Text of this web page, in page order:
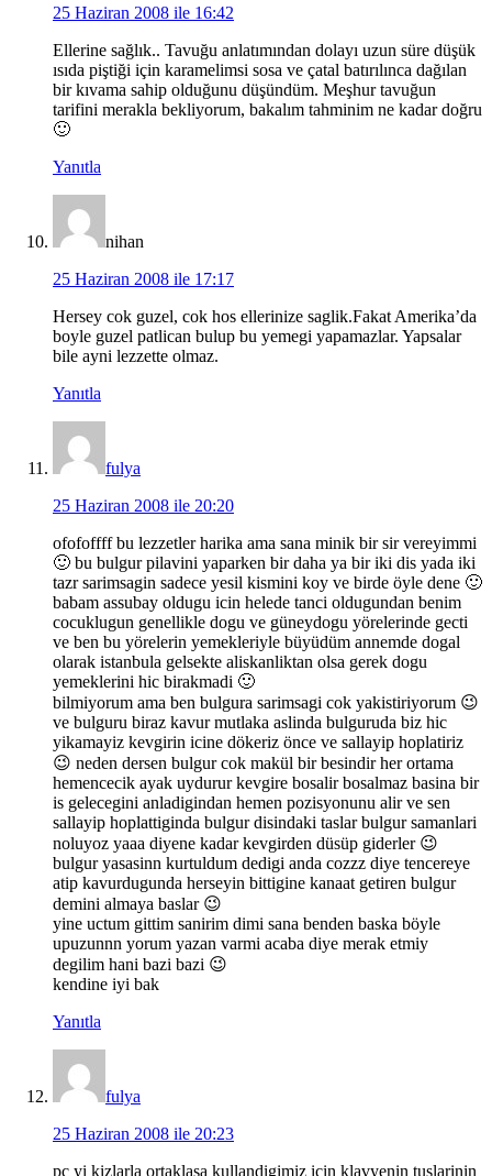
25 Haziran 2008 ile 16:42
Ellerine sağlık.. Tavuğu anlatımından dolayı uzun süre düşük
ısıda piştiği için karamelimsi sosa ve çatal batırılınca dağılan
bir kıvama sahip olduğunu düşündüm. Meşhur tavuğun
tarifini merakla bekliyorum, bakalım tahminim ne kadar doğru
🙂
Yanıtla
nihan
25 Haziran 2008 ile 17:17
Hersey cok guzel, cok hos ellerinize saglik.Fakat Amerika’da
boyle guzel patlican bulup bu yemegi yapamazlar. Yapsalar
bile ayni lezzette olmaz.
Yanıtla
fulya
25 Haziran 2008 ile 20:20
ofofoffff bu lezzetler harika ama sana minik bir sir vereyimmi
🙂 bu bulgur pilavini yaparken bir daha ya bir iki dis yada iki
tazr sarimsagin sadece yesil kismini koy ve birde öyle dene 🙂
babam assubay oldugu icin helede tanci oldugundan benim
cocuklugun genellikle dogu ve güneydogu yörelerinde gecti
ve ben bu yörelerin yemekleriyle büyüdüm annemde dogal
olarak istanbula gelsekte aliskanliktan olsa gerek dogu
yemeklerini hic birakmadi 🙂
bilmiyorum ama ben bulgura sarimsagi cok yakistiriyorum 😉
ve bulguru biraz kavur mutlaka aslinda bulguruda biz hic
yikamayiz kevgirin icine dökeriz önce ve sallayip hoplatiriz
😉 neden dersen bulgur cok makül bir besindir her ortama
hemencecik ayak uydurur kevgire bosalir bosalmaz basina bir
is gelecegini anladigindan hemen pozisyonunu alir ve sen
sallayip hoplattiginda bulgur disindaki taslar bulgur samanlari
noluyoz yaaa diyene kadar kevgirden düsüp giderler 😉
bulgur yasasinn kurtuldum dedigi anda cozzz diye tencereye
atip kavurdugunda herseyin bittigine kanaat getiren bulgur
demini almaya baslar 😉
yine uctum gittim sanirim dimi sana benden baska böyle
upuzunnn yorum yazan varmi acaba diye merak etmiy
degilim hani bazi bazi 😉
kendine iyi bak
Yanıtla
fulya
25 Haziran 2008 ile 20:23
pc yi kizlarla ortaklasa kullandigimiz icin klavyenin tuslarinin